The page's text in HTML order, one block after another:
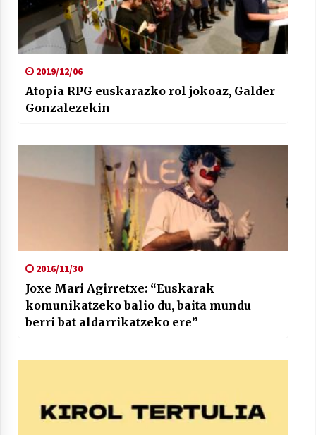
2019/12/06
Atopia RPG euskarazko rol jokoaz, Galder
Gonzalezekin
2016/11/30
Joxe Mari Agirretxe: “Euskarak
komunikatzeko balio du, baita mundu
berri bat aldarrikatzeko ere”